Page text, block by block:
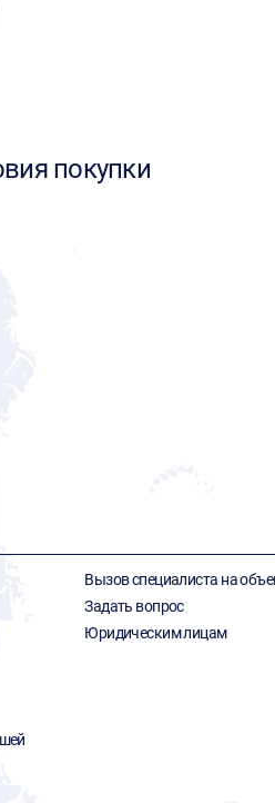
покупки
Вызов специалиста на
Задать вопрос
Юридическим лицам